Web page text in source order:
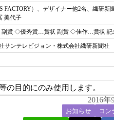
）、デザイナー他2名、繊研新
美代子
賞 ◇優秀賞…賞状 副賞 ◇佳作…賞状 記
サンテレビジョン・株式会社繊研新聞社
の目的にのみ使用します。
2016年
お知らせ コン